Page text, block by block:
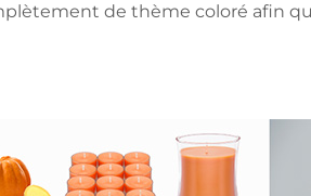
de thème coloré afin